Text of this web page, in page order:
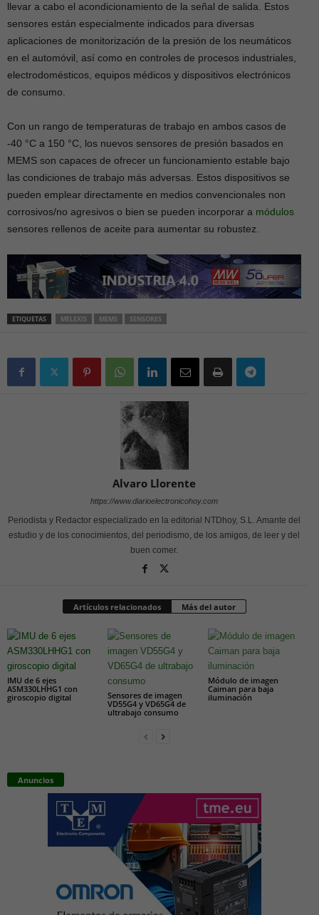
llevar a cabo el acondicionamiento de la señal de salida. Estos
sensores están especialmente indicados para diversas
aplicaciones de monitorización de la presión de los neumáticos
en el automóvil, así como en controles de procesos industriales,
electrodomésticos, equipos médicos y dispositivos electrónicos
de consumo.
Con un rango de temperaturas de trabajo en ambos casos de
-40 °C a 150 °C, los nuevos sensores de presión basados en
MEMS son capaces de ofrecer un funcionamiento estable bajo
las condiciones de trabajo más adversas. Estos dispositivos se
pueden emplear directamente en medios convencionales non
corrosivos/no agresivos o bien se pueden incorporar a módulos
sensores rellenos de aceite para aumentar su robustez.
ETIQUETAS MELEXIS MEMS SENSORES
Alvaro Llorente
https://www.diarioelectronicohoy.com
Periodista y Redactor especializado en la editorial NTDhoy, S.L. Amante del
estudio y de los conocimientos, del periodismo, de los amigos, de leer y del
buen comer.
Artículos relacionados Más del autor
IMU de 6 ejes
ASM330LHHG1 con
giroscopio digital
Sensores de imagen
VD55G4 y VD65G4 de
ultrabajo consumo
Módulo de imagen
Caiman para baja
iluminación
Anuncios